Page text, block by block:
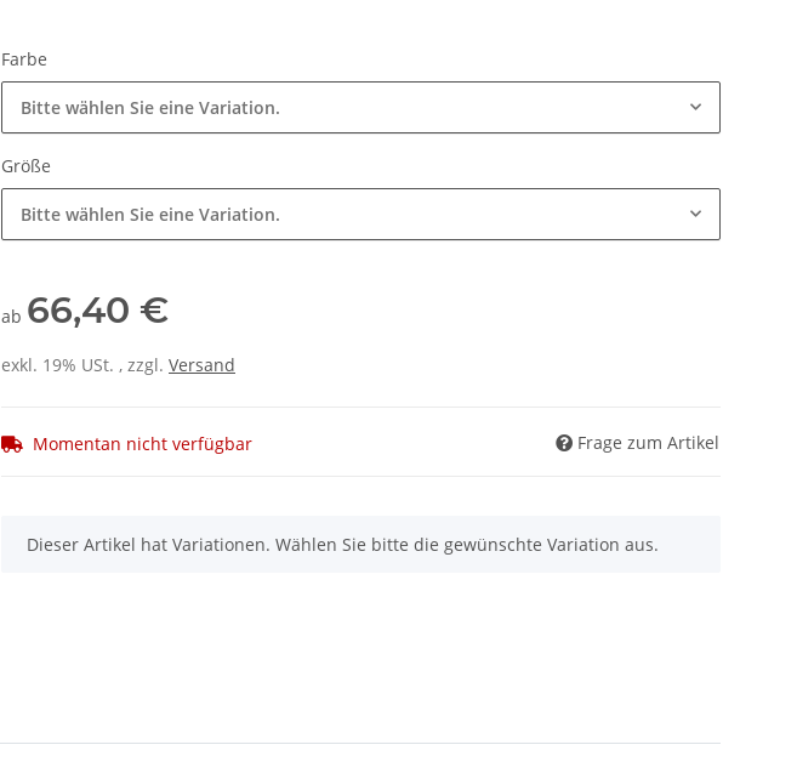
Farbe
Bitte wählen Sie eine Variation.
Größe
Bitte wählen Sie eine Variation.
ab 66,40 €
exkl. 19% USt. , zzgl. Versand
Momentan nicht verfügbar Frage zum Artikel
x
Dieser Artikel hat Variationen. Wählen Sie bitte die gewünschte Variation aus.